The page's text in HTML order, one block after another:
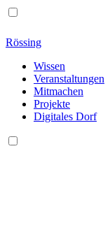
Rössing
Wissen
Veranstaltungen
Mitmachen
Projekte
Digitales Dorf